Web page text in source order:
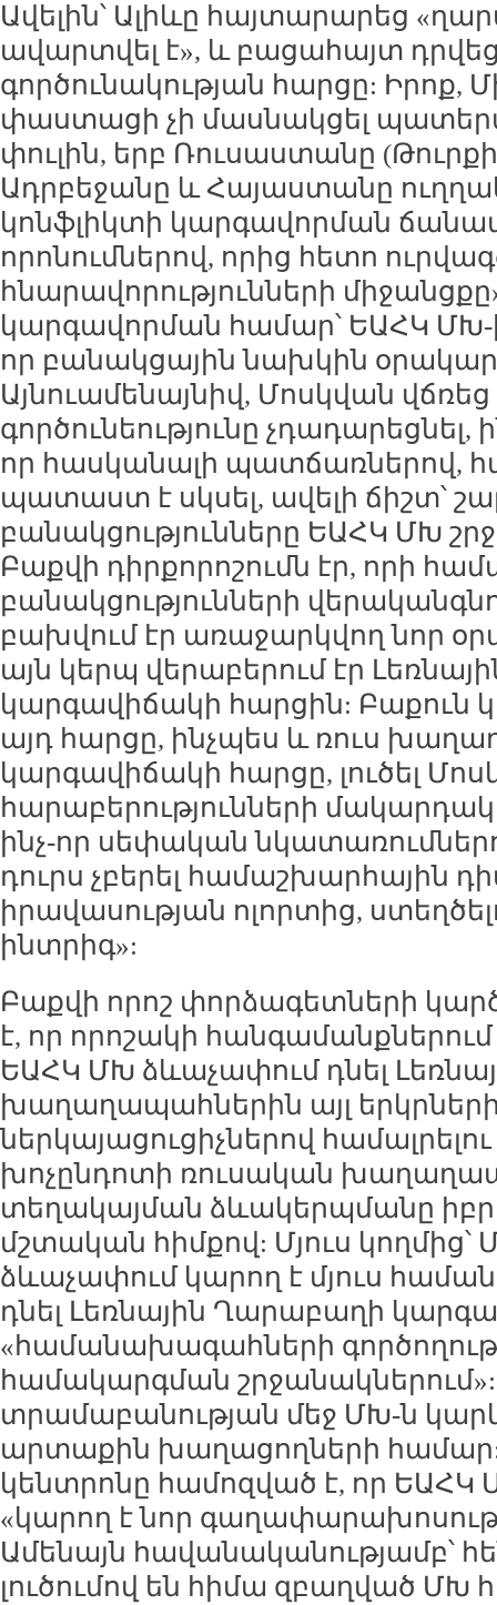
Ավելին՝ Ալիևը հայտարարեց
ավարտվել է», և բացահայտ
գործունակության հարցը: Իրոք,
փաստացի չի մասնակցել
փուլին, երբ Ռուսաստանը
Ադրբեջանը և Հայաստանը
կոնֆլիկտի կարգավորման
որոնումներով, որից հետո
հնարավորությունների
կարգավորման համար՝ ԵԱՀԿ ՄԽ-
որ բանակցային նախկին
Այնուամենայնիվ, Մոսկվան
գործունեությունը
որ հասկանալի պատճառներով,
պատաստ է սկսել, ավելի ճիշտ՝
բանակցությունները ԵԱՀԿ ՄԽ
Բաքվի դիրքորոշումն էր, որի
բանակցությունների
բախվում էր առաջարկվող նոր
այն կերպ վերաբերում էր
կարգավիճակի հարցին: Բաքուն
այդ հարցը, ինչպես և ռուս
կարգավիճակի հարցը, լուծել
հարաբերությունների
ինչ-որ սեփական
դուրս չբերել համաշխարհային
իրավասության ոլորտից,
ինտրիգ»:
Բաքվի որոշ փորձագետների
է, որ որոշակի
ԵԱՀԿ ՄԽ ձևաչափում դնել
խաղաղապահներին այլ
ներկայացուցիչներով
խոչընդոտի ռուսական
տեղակայման ձևակերպմանը
մշտական հիմքով: Մյուս կողմից՝
ձևաչափում կարող է մյուս
դնել Լեռնային Ղարաբաղի
«համանախագահների
համակարգման շրջանակներում»:
տրամաբանության մեջ ՄԽ-ն
արտաքին խաղացողների համար:
կենտրոնը համոզված է, որ ԵԱՀԿ
«կարող է նոր
Ամենայն հավանականությամբ՝
լուծումով են հիմա զբաղված